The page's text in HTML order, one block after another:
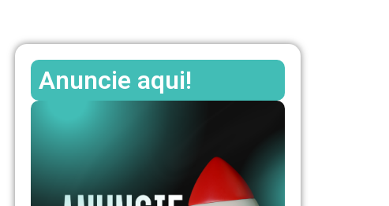
Anuncie aqui!